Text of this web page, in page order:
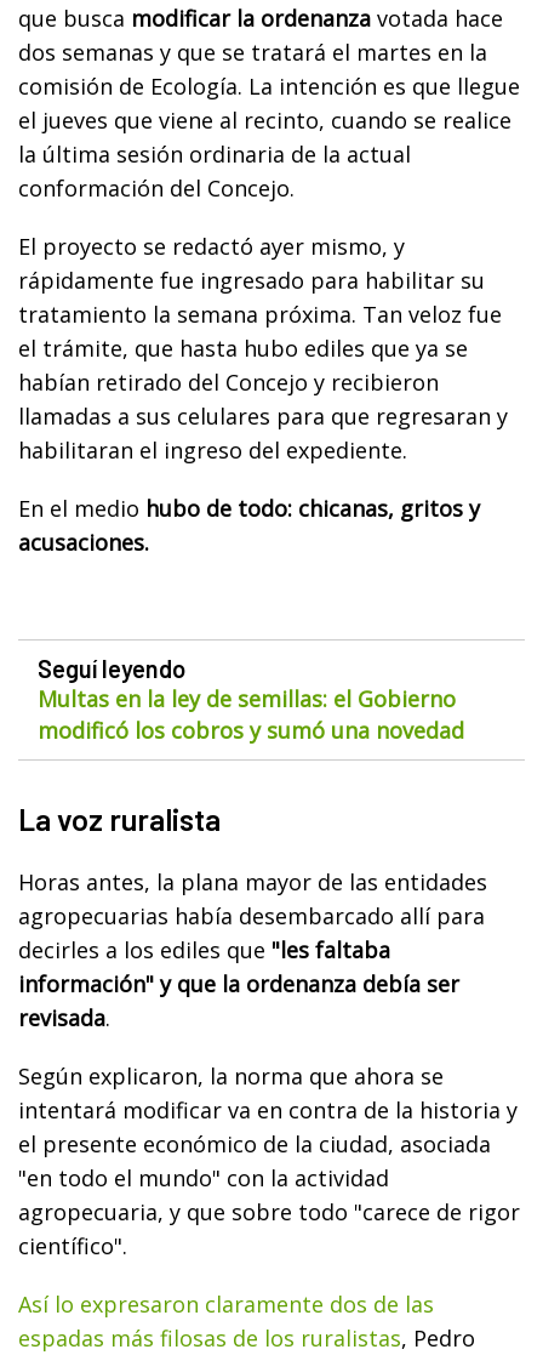
que busca modificar la ordenanza votada hace
dos semanas y que se tratará el martes en la
comisión de Ecología. La intención es que llegue
el jueves que viene al recinto, cuando se realice
la última sesión ordinaria de la actual
conformación del Concejo.
El proyecto se redactó ayer mismo, y
rápidamente fue ingresado para habilitar su
tratamiento la semana próxima. Tan veloz fue
el trámite, que hasta hubo ediles que ya se
habían retirado del Concejo y recibieron
llamadas a sus celulares para que regresaran y
habilitaran el ingreso del expediente.
En el medio hubo de todo: chicanas, gritos y
acusaciones.
Seguí leyendo
Multas en la ley de semillas: el Gobierno
modificó los cobros y sumó una novedad
La voz ruralista
Horas antes, la plana mayor de las entidades
agropecuarias había desembarcado allí para
decirles a los ediles que "les faltaba
información" y que la ordenanza debía ser
revisada.
Según explicaron, la norma que ahora se
intentará modificar va en contra de la historia y
el presente económico de la ciudad, asociada
"en todo el mundo" con la actividad
agropecuaria, y que sobre todo "carece de rigor
científico".
Así lo expresaron claramente dos de las
espadas más filosas de los ruralistas, Pedro